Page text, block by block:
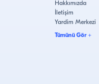
Hakkımızda
İletişim
Yardim Merkezi
Tümünü Gör +